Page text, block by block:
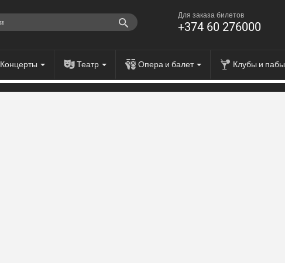
Для заказа билетов
+374 60 276000
Концерты Театр Опера и балет Клубы и пабы